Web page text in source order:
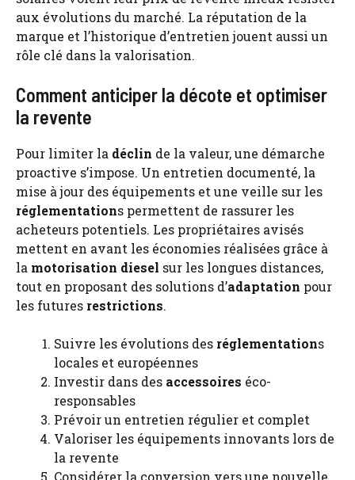
aux évolutions du marché. La réputation de la
marque et l’historique d’entretien jouent aussi un
rôle clé dans la valorisation.
Comment anticiper la décote et optimiser
la revente
Pour limiter la déclin de la valeur, une démarche
proactive s’impose. Un entretien documenté, la
mise à jour des équipements et une veille sur les
réglementations permettent de rassurer les
acheteurs potentiels. Les propriétaires avisés
mettent en avant les économies réalisées grâce à
la motorisation diesel sur les longues distances,
tout en proposant des solutions d’adaptation pour
les futures restrictions.
Suivre les évolutions des réglementations
locales et européennes
Investir dans des accessoires éco-
responsables
Prévoir un entretien régulier et complet
Valoriser les équipements innovants lors de
la revente
Considérer la conversion vers une nouvelle